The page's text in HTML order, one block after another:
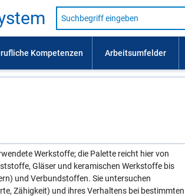
Suche
nach
Lehrausbildung,
usw.
Werkstoffe; die Palette reicht hier von
Gläser und keramischen Werkstoffe bis
und Verbundstoffen. Sie untersuchen
Zähigkeit) und ihres Verhaltens bei bestimmten